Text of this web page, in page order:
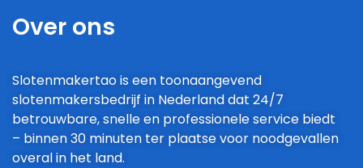
Over ons
Slotenmakertao is een toonaangevend
slotenmakersbedrijf in Nederland dat 24/7
betrouwbare, snelle en professionele service biedt
– binnen 30 minuten ter plaatse voor noodgevallen
overal in het land.